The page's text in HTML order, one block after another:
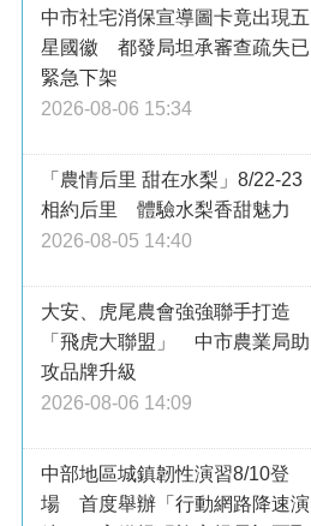
中市社宅消保宣導圖卡竟出現五
星國徽 都發局坦承審查疏失已
緊急下架
2026-08-06 15:34
「農情后里 甜在水梨」8/22-23
相約后里 體驗水梨香甜魅力
2026-08-05 14:40
大安、虎尾農會強強聯手打造
「飛虎大聯盟」 中市農業局助
攻品牌升級
2026-08-06 14:09
中部地區城鎮韌性演習8/10登
場 首度舉辦「行動網路降速演